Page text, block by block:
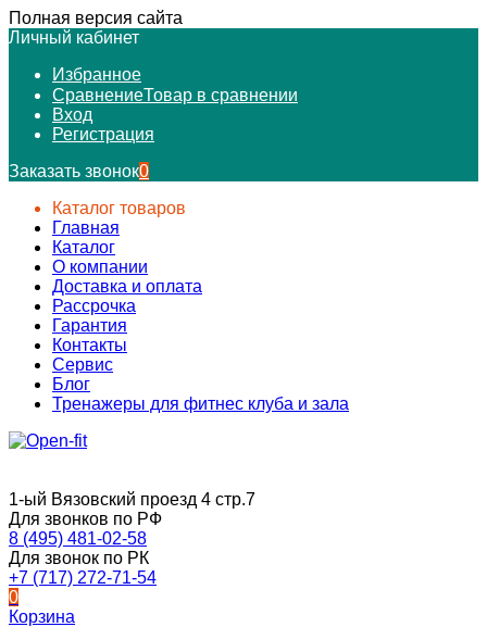
Полная версия сайта
Личный кабинет
Избранное
СравнениеТовар в сравнении
Вход
Регистрация
Заказать звонок0
Каталог товаров
Главная
Каталог
О компании
Доставка и оплата
Рассрочка
Гарантия
Контакты
Сервис
Блог
Тренажеры для фитнес клуба и зала
1-ый Вязовский проезд 4 стр.7
Для звонков по РФ
8 (495) 481-02-58
Для звонок по РК
+7 (717) 272-71-54
0
Корзина